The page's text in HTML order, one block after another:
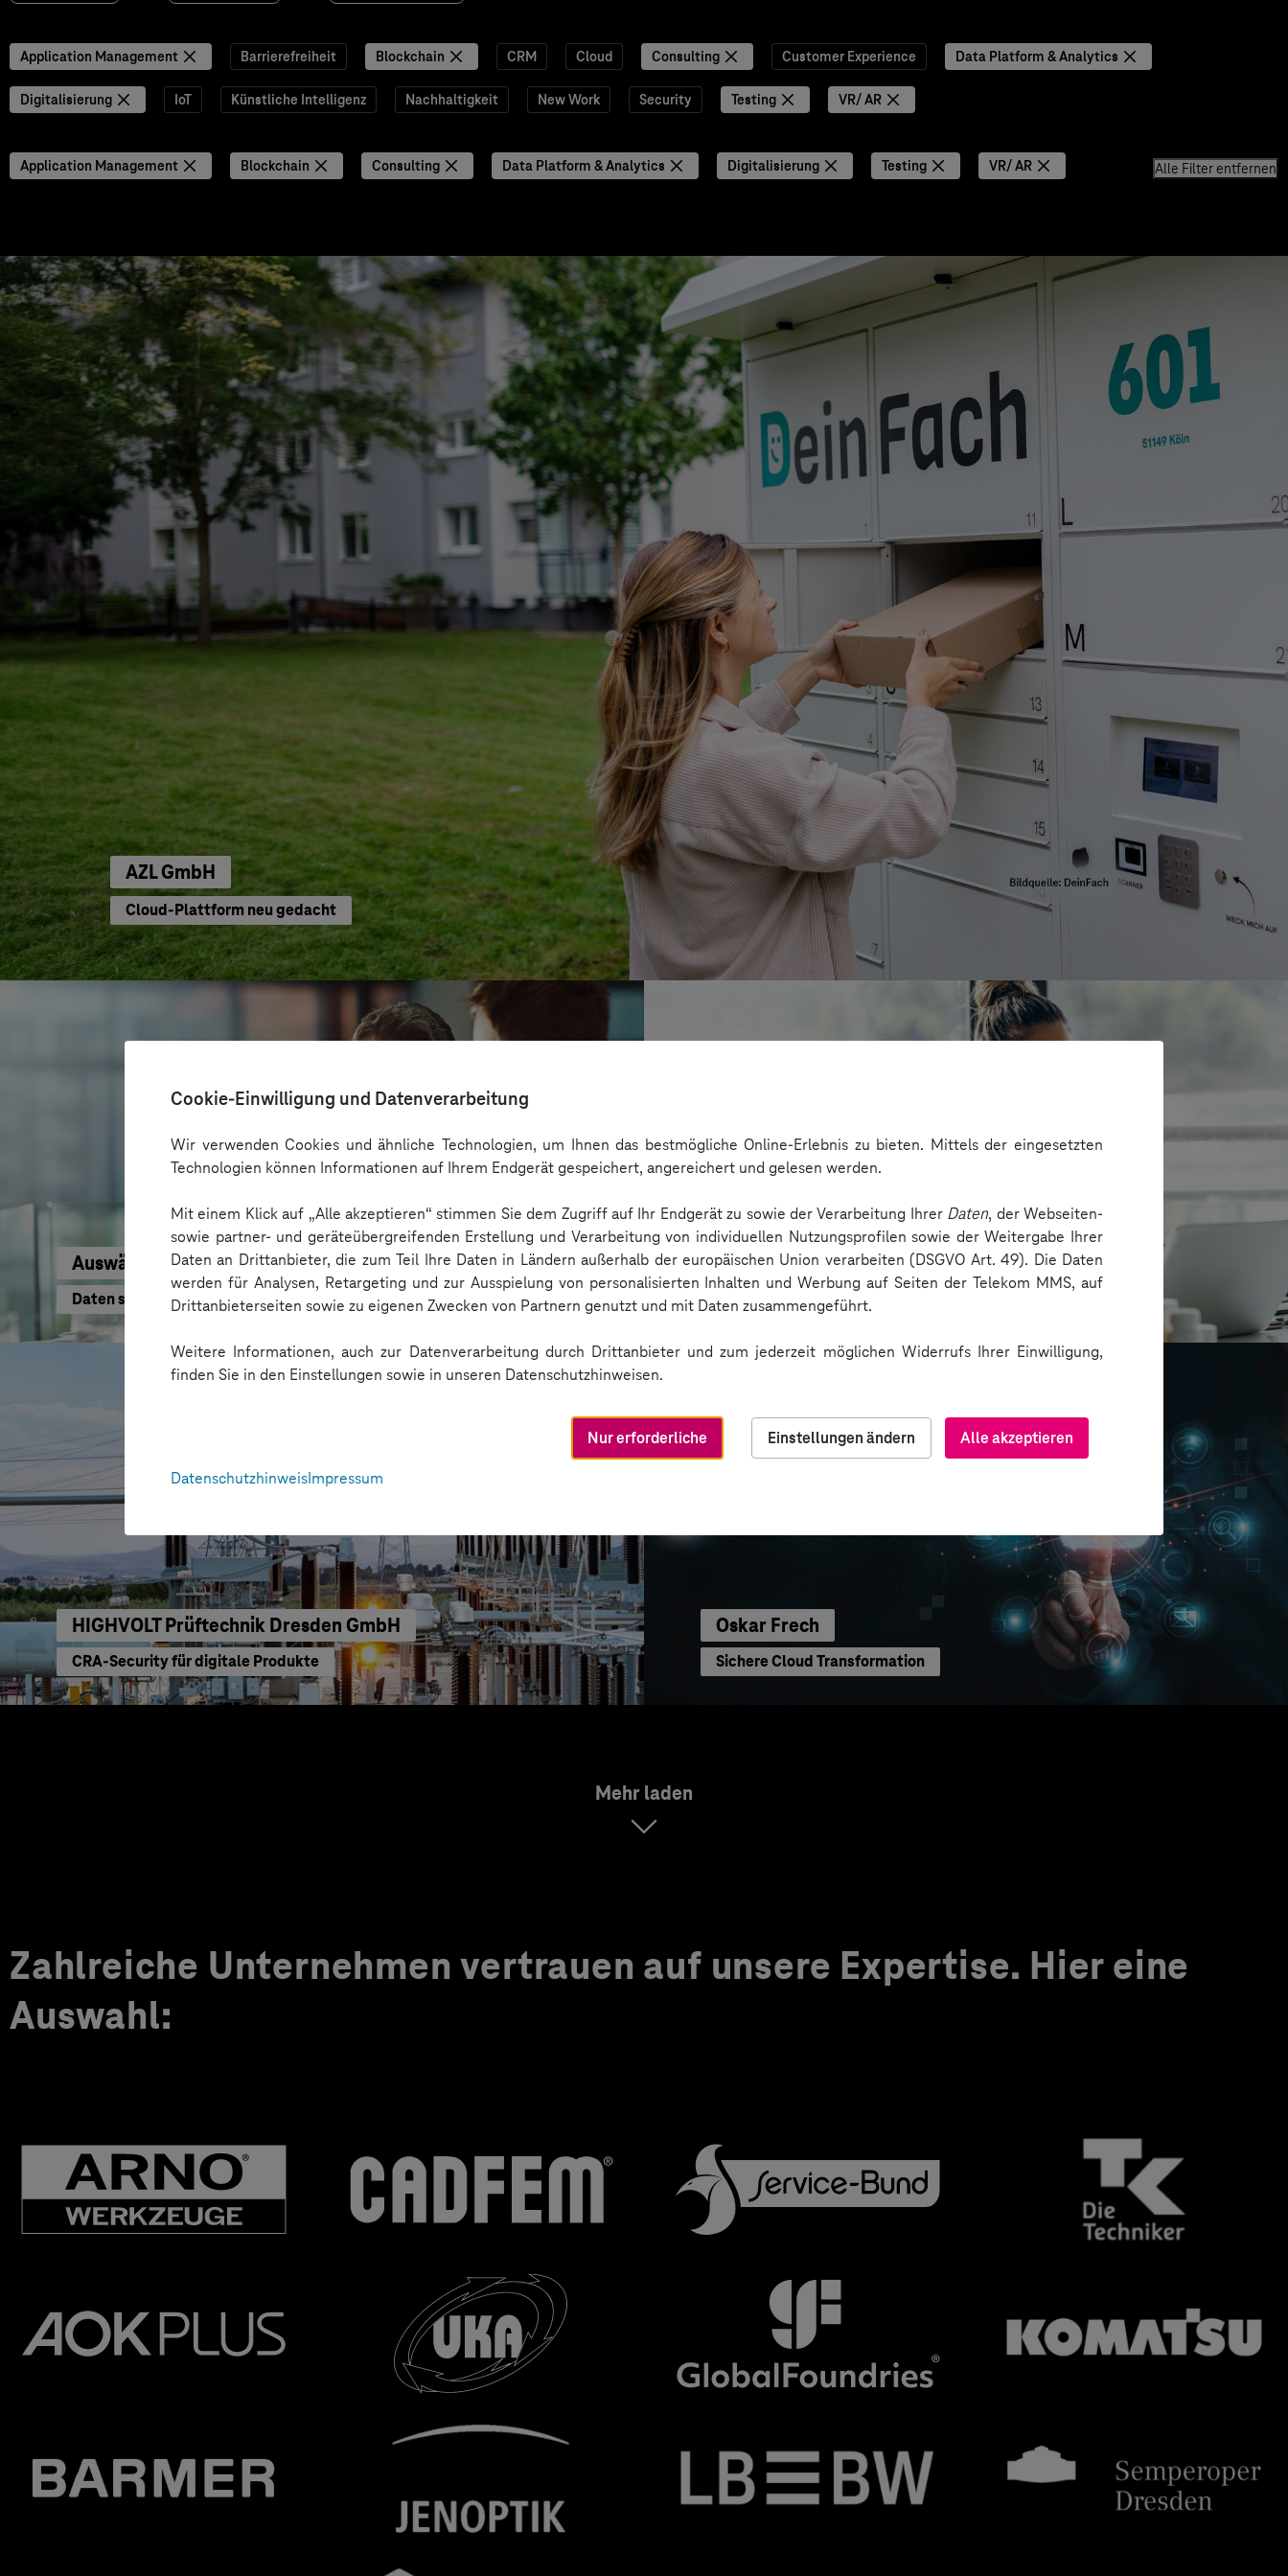
Cookie-Einwilligung und Datenverarbeitung
Wir verwenden Cookies und ähnliche Technologien, um Ihnen das bestmögliche Online-Erlebnis zu bieten. Mittels der eingesetzten
Technologien können Informationen auf Ihrem Endgerät gespeichert, angereichert und gelesen werden.
Mit einem Klick auf „Alle akzeptieren“ stimmen Sie dem Zugriff auf Ihr Endgerät zu sowie der Verarbeitung Ihrer Daten, der Webseiten-
sowie partner- und geräteübergreifenden Erstellung und Verarbeitung von individuellen Nutzungsprofilen sowie der Weitergabe Ihrer
Daten an Drittanbieter, die zum Teil Ihre Daten in Ländern außerhalb der europäischen Union verarbeiten (DSGVO Art. 49). Die Daten
werden für Analysen, Retargeting und zur Ausspielung von personalisierten Inhalten und Werbung auf Seiten der Telekom MMS, auf
Drittanbieterseiten sowie zu eigenen Zwecken von Partnern genutzt und mit Daten zusammengeführt.
Weitere Informationen, auch zur Datenverarbeitung durch Drittanbieter und zum jederzeit möglichen Widerrufs Ihrer Einwilligung,
finden Sie in den Einstellungen sowie in unseren Datenschutzhinweisen.
Alle akzeptieren
Nur erforderliche
Einstellungen ändern
DatenschutzhinweisImpressum
Application Management Barrierefreiheit Blockchain CRM Cloud Consulting Customer Experience Data Platform & Analytics
Digitalisierung IoT Künstliche Intelligenz Nachhaltigkeit New Work Security Testing VR/ AR
Application Management Blockchain Consulting Data Platform & Analytics Digitalisierung Testing VR/ AR Alle Filter entfernen
AZL GmbH
Cloud-Plattform neu gedacht
Auswärtiges Amt
Daten schneller nutzen
BARMER
Sichere Kommunikation über Messenger
HIGHVOLT Prüftechnik Dresden GmbH
CRA-Security für digitale Produkte
Oskar Frech
Sichere Cloud Transformation
Mehr laden
Zahlreiche Unternehmen vertrauen auf unsere Expertise. Hier eine
Auswahl: